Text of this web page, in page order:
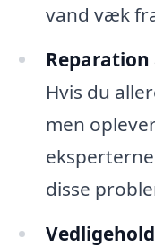
vand væk
Hvis du
men
disse